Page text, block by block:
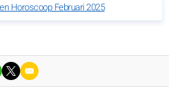
Horoscoop Februari 2025